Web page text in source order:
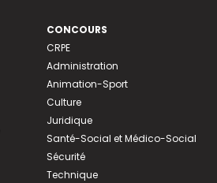
CONCOURS
CRPE
Administration
Animation-Sport
Culture
Juridique
Santé-Social et Médico-Social
Sécurité
Technique